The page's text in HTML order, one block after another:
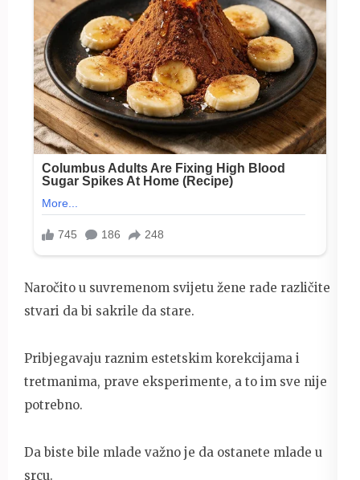
Naročito u suvremenom svijetu žene rade različite
stvari da bi sakrile da stare.
Pribjegavaju raznim estetskim korekcijama i
tretmanima, prave eksperimente, a to im sve nije
potrebno.
Da biste bile mlade važno je da ostanete mlade u
srcu.